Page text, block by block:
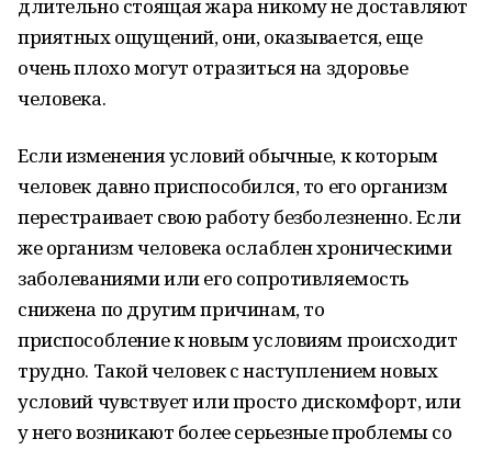
длительно стоящая жара никому не доставляют
приятных ощущений, они, оказывается, еще
очень плохо могут отразиться на здоровье
человека.
Если изменения условий обычные, к которым
человек давно приспособился, то его организм
перестраивает свою работу безболезненно. Если
же организм человека ослаблен хроническими
заболеваниями или его сопротивляемость
снижена по другим причинам, то
приспособление к новым условиям происходит
трудно. Такой человек с наступлением новых
условий чувствует или просто дискомфорт, или
у него возникают более серьезные проблемы со